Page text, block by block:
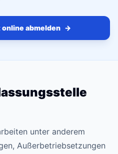
abmelden →
unter anderem
Außerbetriebsetzungen